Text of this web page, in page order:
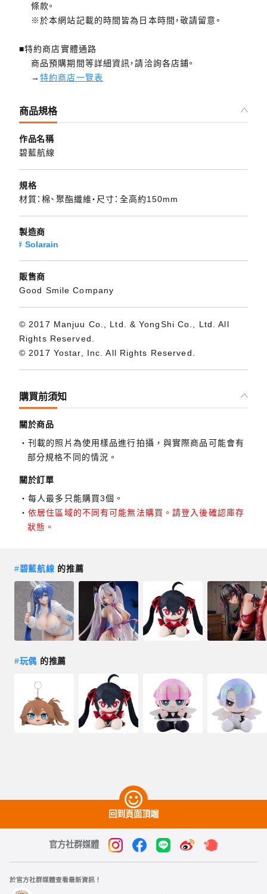
條款。
※於本網站記載的時間皆為日本時間，敬請留意。
■特約商店實體通路
商品預購期間等詳細資訊，請洽詢各店鋪。
→特約商店一覽表
商品規格
作品名稱
碧藍航線
規格
材質：棉、聚酯纖維・尺寸：全高約150mm
製造商
Solarain
販售商
Good Smile Company
© 2017 Manjuu Co., Ltd. & YongShi Co., Ltd. All
Rights Reserved.
© 2017 Yostar, Inc. All Rights Reserved.
購買前須知
關於商品
刊載的照片為使用樣品進行拍攝，與實際商品可能會有
部分規格不同的情況。
關於訂單
每人最多只能購買3個。
依居住區域的不同有可能無法購買。請登入後確認庫存
狀態。
#碧藍航線 的推薦
#玩偶 的推薦
回到頁面頂端
官方社群媒體
於官方社群媒體查看最新資訊！